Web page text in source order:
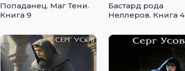
Попаданец. Маг Тени.
Книга 9
Бастард рода
Неллеров. Книга 4